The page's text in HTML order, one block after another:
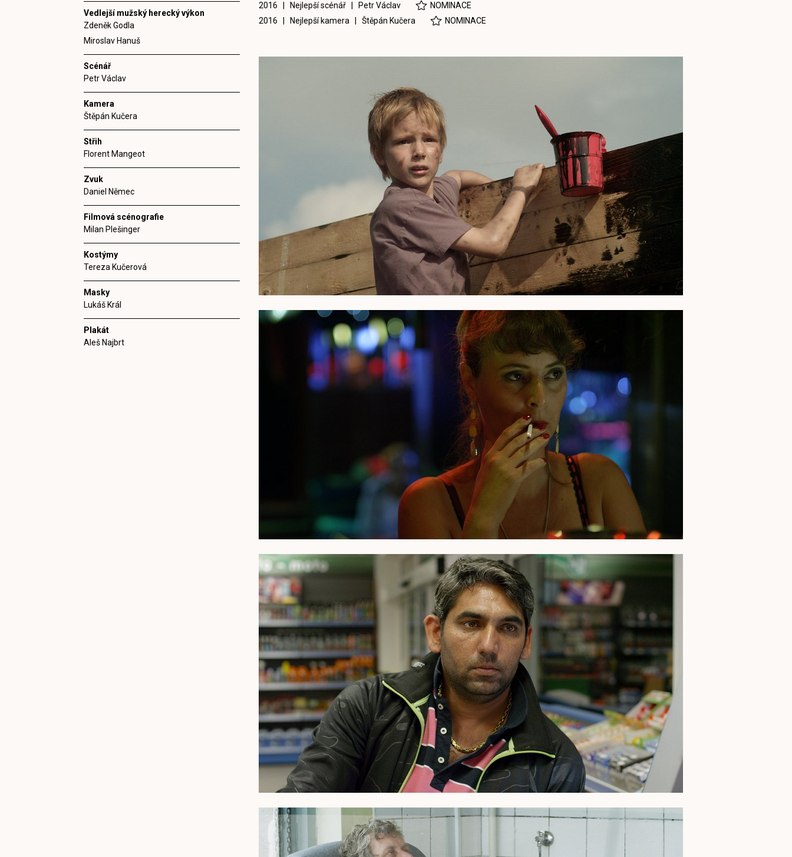
Vedlejší mužský herecký výkon
Zdeněk Godla
Miroslav Hanuš
Scénář
Petr Václav
Kamera
Štěpán Kučera
Střih
Florent Mangeot
Zvuk
Daniel Němec
Filmová scénografie
Milan Plešinger
Kostýmy
Tereza Kučerová
Masky
Lukáš Král
Plakát
Aleš Najbrt
2016 | Nejlepší scénář |
Petr Václav
NOMINACE
2016 | Nejlepší kamera | Štěpán Kučera NOMINACE